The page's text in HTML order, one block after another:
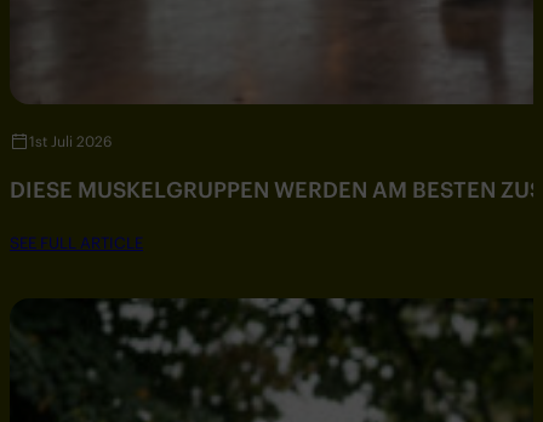
1st Juli 2026
DIESE MUSKELGRUPPEN WERDEN AM BESTEN
SEE FULL ARTICLE